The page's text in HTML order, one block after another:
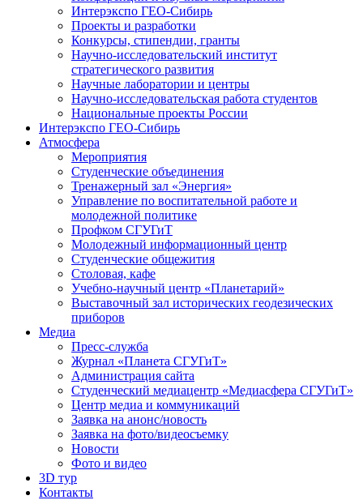
Интерэкспо ГЕО-Сибирь
Проекты и разработки
Конкурсы, стипендии, гранты
Научно-исследовательский институт
стратегического развития
Научные лаборатории и центры
Научно-исследовательская работа студентов
Национальные проекты России
Интерэкспо ГЕО-Сибирь
Атмосфера
Мероприятия
Студенческие объединения
Тренажерный зал «Энергия»
Управление по воспитательной работе и
молодежной политике
Профком СГУГиТ
Молодежный информационный центр
Студенческие общежития
Столовая, кафе
Учебно-научный центр «Планетарий»
Выставочный зал исторических геодезических
приборов
Медиа
Пресс-служба
Журнал «Планета СГУГиТ»
Администрация сайта
Студенческий медиацентр «Медиасфера СГУГиТ»
Центр медиа и коммуникаций
Заявка на анонс/новость
Заявка на фото/видеосъемку
Новости
Фото и видео
3D тур
Контакты